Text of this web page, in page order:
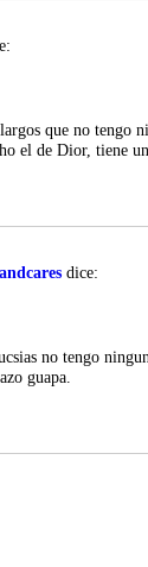
que no tengo
el de Dior, tiene
dice:
no tengo
guapa.